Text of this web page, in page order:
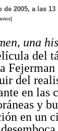
2005, a las
una
del
Fejerman
del
en las
y
en un